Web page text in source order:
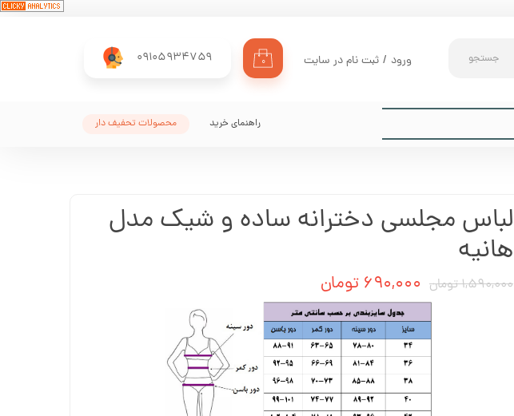
09105934759 جستجو ۰ ورود / ثبت نام در سایت
محصولات تحفیف دار راهنمای خرید
لباس مجلسی دخترانه ساده و شیک مدل
هانیه
۱,۵۹۰,۰۰۰ تومان ۶۹۰,۰۰۰ تومان